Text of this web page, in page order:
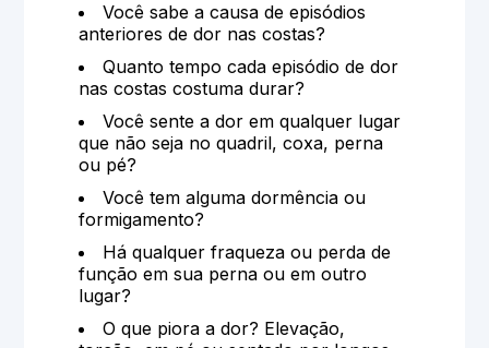
Você sabe a causa de episódios
anteriores de dor nas costas?
Quanto tempo cada episódio de dor
nas costas costuma durar?
Você sente a dor em qualquer lugar
que não seja no quadril, coxa, perna
ou pé?
Você tem alguma dormência ou
formigamento?
Há qualquer fraqueza ou perda de
função em sua perna ou em outro
lugar?
O que piora a dor? Elevação,